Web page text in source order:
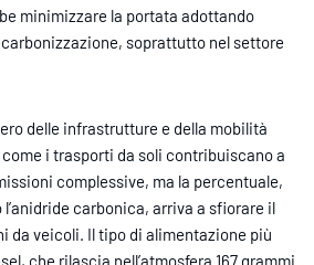
minimizzare la portata adottando
soprattutto nel settore
delle infrastrutture e della mobilità
i trasporti da soli contribuiscano a
complessive, ma la percentuale,
carbonica, arriva a sfiorare il
da veicoli. Il tipo di alimentazione più
che rilascia nell’atmosfera 167 grammi